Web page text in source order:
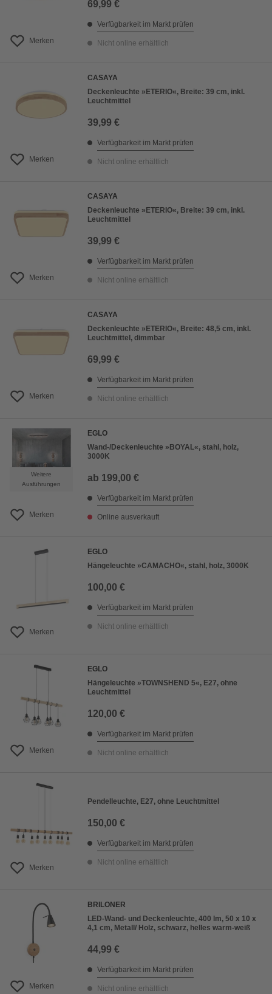
Merken
69,99 €
Verfügbarkeit im Markt prüfen
Nicht online erhältlich
Merken
CASAYA
Deckenleuchte »ETERIO«, Breite: 39 cm, inkl.
Leuchtmittel
39,99 €
Verfügbarkeit im Markt prüfen
Nicht online erhältlich
Merken
CASAYA
Deckenleuchte »ETERIO«, Breite: 39 cm, inkl.
Leuchtmittel
39,99 €
Verfügbarkeit im Markt prüfen
Nicht online erhältlich
Merken
CASAYA
Deckenleuchte »ETERIO«, Breite: 48,5 cm, inkl.
Leuchtmittel, dimmbar
69,99 €
Verfügbarkeit im Markt prüfen
Nicht online erhältlich
Weitere
Ausführungen
Merken
EGLO
Wand-/Deckenleuchte »BOYAL«, stahl, holz,
3000K
ab 199,00 €
Verfügbarkeit im Markt prüfen
Online ausverkauft
Merken
EGLO
Hängeleuchte »CAMACHO«, stahl, holz, 3000K
100,00 €
Verfügbarkeit im Markt prüfen
Nicht online erhältlich
Merken
EGLO
Hängeleuchte »TOWNSHEND 5«, E27, ohne
Leuchtmittel
120,00 €
Verfügbarkeit im Markt prüfen
Nicht online erhältlich
Merken
Pendelleuchte, E27, ohne Leuchtmittel
150,00 €
Verfügbarkeit im Markt prüfen
Nicht online erhältlich
Merken
BRILONER
LED-Wand- und Deckenleuchte, 400 lm, 50 x 10 x
4,1 cm, Metall/ Holz, schwarz, helles warm-weiß
44,99 €
Verfügbarkeit im Markt prüfen
Nicht online erhältlich